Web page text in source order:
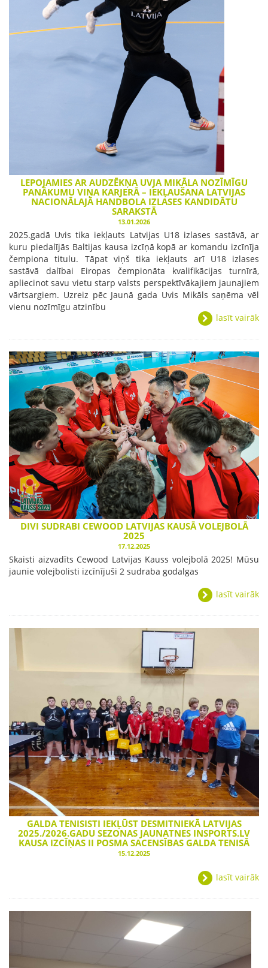
LEPOJAMIES AR AUDZĒKŅA UVJA MIKĀLA NOZĪMĪGU
PANĀKUMU VIŅA KARJERĀ – IEKĻAUŠANA LATVIJAS
NACIONĀLAJĀ HANDBOLA IZLASES KANDIDĀTU
SARAKSTĀ
13.01.2026
2025.gadā Uvis tika iekļauts Latvijas U18 izlases sastāvā, ar
kuru piedalījās Baltijas kausa izcīņā kopā ar komandu izcīnīja
čempiona titulu. Tāpat viņš tika iekļauts arī U18 izlases
sastāvā dalībai Eiropas čempionāta kvalifikācijas turnīrā,
apliecinot savu vietu starp valsts perspektīvākajiem jaunajiem
vārtsargiem. Uzreiz pēc Jaunā gada Uvis Mikāls saņēma vēl
vienu nozīmīgu atzinību
lasīt vairāk
DIVI SUDRABI CEWOOD LATVIJAS KAUSĀ VOLEJBOLĀ
2025
17.12.2025
Skaisti aizvadīts Cewood Latvijas Kauss volejbolā 2025! Mūsu
jaunie volejbolisti izcīnījuši 2 sudraba godalgas
lasīt vairāk
GALDA TENISISTI IEKĻŪST DESMITNIEKĀ LATVIJAS
2025./2026.GADU SEZONAS JAUNATNES INSPORTS.LV
KAUSA IZCĪŅAS II POSMA SACENSĪBAS GALDA TENISĀ
15.12.2025
lasīt vairāk